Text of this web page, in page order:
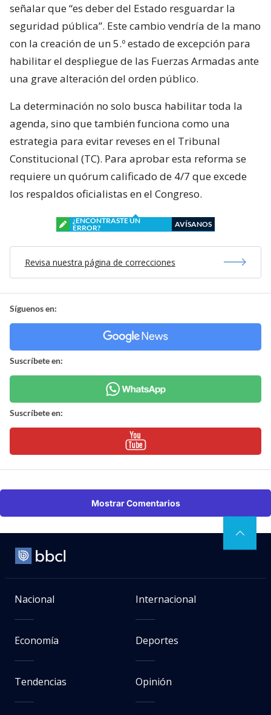
señalar que “es deber del Estado resguardar la
seguridad pública”. Este cambio vendría de la mano
con la creación de un 5.º estado de excepción para
habilitar el despliegue de las Fuerzas Armadas ante
una grave alteración del orden público.
La determinación no solo busca habilitar toda la
agenda, sino que también funciona como una
estrategia para evitar reveses en el Tribunal
Constitucional (TC). Para aprobar esta reforma se
requiere un quórum calificado de 4/7 que excede
los respaldos oficialistas en el Congreso.
¿ENCONTRASTE UN
ERROR?
AVÍSANOS
Revisa nuestra página de correcciones
Síguenos en:
Suscríbete en:
Suscríbete en:
Mostrar Comentarios
Nacional Internacional
Economía Deportes
Tendencias Opinión